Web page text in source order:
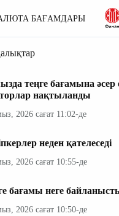
БАҒАМДАРЫ
теңге бағамына әсер
нақтыланды
2026 сағат 11:02-де
неден қателеседі
2026 сағат 10:55-де
бағамы неге
2026 сағат 10:50-де